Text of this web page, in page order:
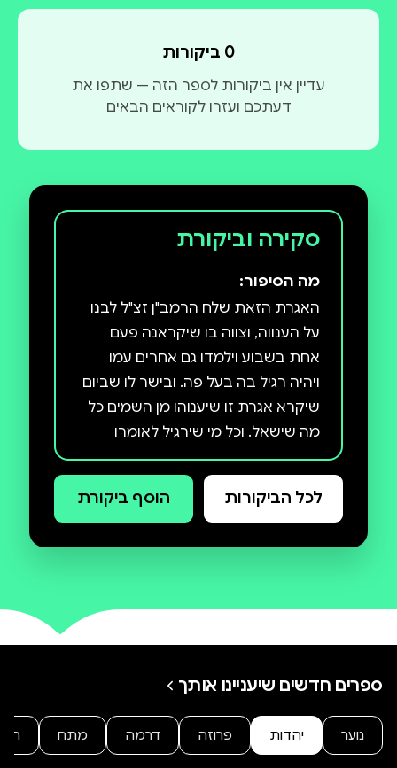
0 ביקורות
עדיין אין ביקורות לספר הזה — שתפו את
דעתכם ועזרו לקוראים הבאים
סקירה וביקורת
מה הסיפור:
האגרת הזאת שלח הרמב"ן זצ"ל לבנו
על הענווה, וצווה בו שיקראנה פעם
אחת בשבוע וילמדו גם אחרים עמו
ויהיה רגיל בה בעל פה. ובישר לו שביום
שיקרא אגרת זו שיענוהו מן השמים כל
מה שישאל. וכל מי שירגיל לאומרו
בוודאי יהא ניצול מכל צרה ומובטח לו
שהוא בן עולם הבא. - מתוך הספר
מעולפת ספירים
לכל הביקורות הוסף ביקורת
ספרים חדשים שיעניינו אותך
נוער יהדות פרוזה דרמה מתח